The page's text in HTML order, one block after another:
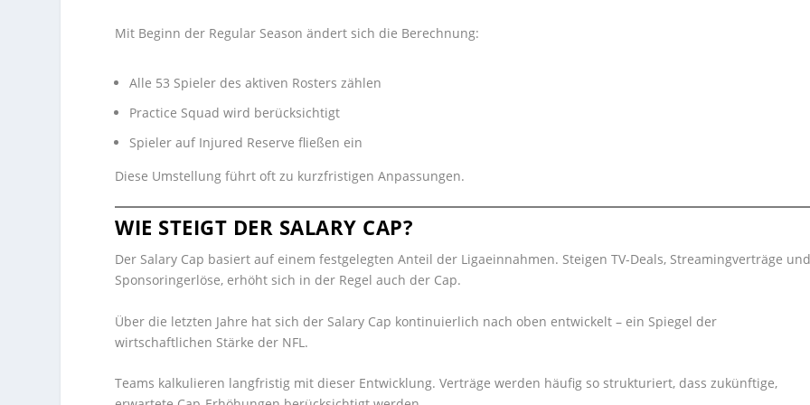
Mit Beginn der Regular Season ändert sich die Berechnung:
Alle 53 Spieler des aktiven Rosters zählen
Practice Squad wird berücksichtigt
Spieler auf Injured Reserve fließen ein
Diese Umstellung führt oft zu kurzfristigen Anpassungen.
WIE STEIGT DER SALARY CAP?
Der Salary Cap basiert auf einem festgelegten Anteil der Ligaeinnahmen. Steigen TV-Deals, Streamingverträge
Sponsoringerlöse, erhöht sich in der Regel auch der Cap.
Über die letzten Jahre hat sich der Salary Cap kontinuierlich nach oben entwickelt – ein Spiegel der
wirtschaftlichen Stärke der NFL.
Teams kalkulieren langfristig mit dieser Entwicklung. Verträge werden häufig so strukturiert, dass zukünftige,